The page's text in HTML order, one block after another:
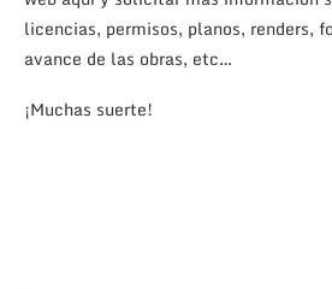
licencias, permisos, planos, renders,
avance de las obras, etc…
¡Muchas suerte!